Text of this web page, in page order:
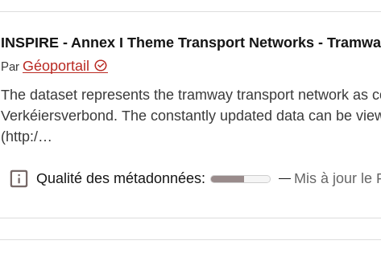
INSPIRE - Annex I Theme Transport Networks -
Par Géoportail
The dataset represents the tramway transport network as
Verkéiersverbond. The constantly updated data can be
(http:/…
Qualité des métadonnées:
Qualité des métadonnées: Mis à jour le